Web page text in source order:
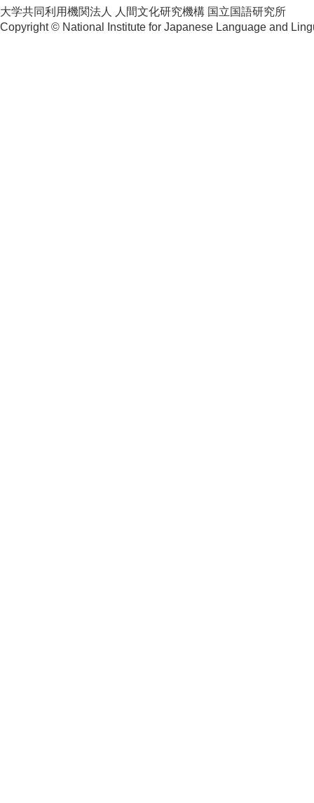
大学共同利用機関法人 人間文化研究機構 国立国語研究所
Copyright © National Institute for Japanese Language and